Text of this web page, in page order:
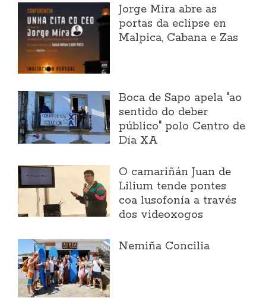
Jorge Mira abre as
portas da eclipse en
Malpica, Cabana e Zas
Boca de Sapo apela "ao
sentido do deber
público" polo Centro de
Día XA
O camariñán Juan de
Lilium tende pontes
coa lusofonía a través
dos videoxogos
Nemiña Concilia